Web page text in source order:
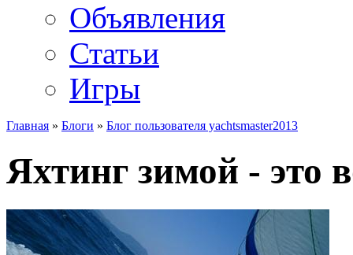
Объявления
Статьи
Игры
Главная » Блоги » Блог пользователя yachtsmaster2013
Яхтинг зимой - это